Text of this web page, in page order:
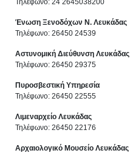
Ένωση Ξενοδόχων Ν. Λευκάδας
Τηλέφωνο: 26450 24539
Αστυνομική Διεύθυνση Λευκάδας
Τηλέφωνο: 26450 29375
Πυροσβεστική Υπηρεσία
Τηλέφωνο: 26450 22555
Λιμεναρχείο Λευκάδας
Τηλέφωνο: 26450 22176
Αρχαιολογικό Μουσείο Λευκάδας